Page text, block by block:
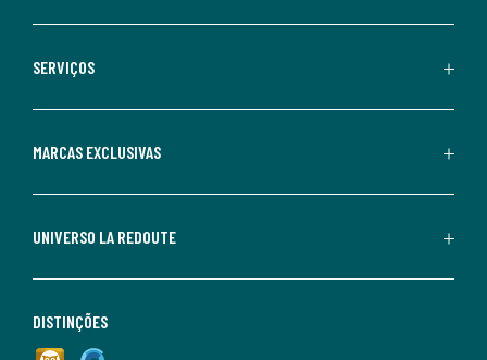
SERVIÇOS
MARCAS EXCLUSIVAS
UNIVERSO LA REDOUTE
DISTINÇÕES